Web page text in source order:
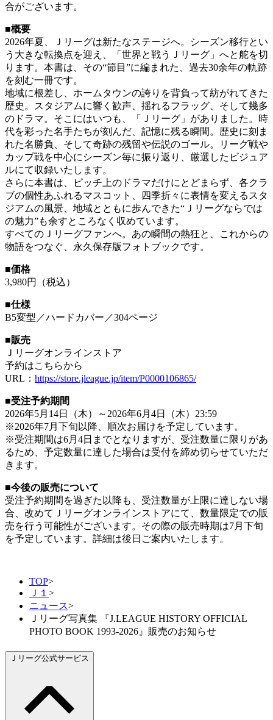
合がございます。
■概要
2026年夏、Ｊリーグは新たなステージへ。シーズン移行とい
う大きな転換点を迎え、「世界と戦うＪリーグ」へと舵を切
ります。本書は、その“節目”に編まれた、過去30余年の軌跡
を刻む一冊です。
地域に根差し、ホームタウンの誇りを背負って紡がれてきた
歴史。スタジアムに響く歓声、揺れるフラッグ、そして幾多
のドラマ。そこにはいつも、「Ｊリーグ」がありました。時
代を彩った名手たちが刻んだ、記憶に残る瞬間。歴史に刻ま
れた名勝負、そして奇跡の残留や伝説のゴール。リーグ戦や
カップ戦を中心にシーズン毎に振り返り、厳選したビジュア
ルにて収録いたします。
さらに本書は、ピッチ上のドラマだけにとどまらず、各クラ
ブの個性あふれるマスコット、四季折々に表情を変えるスタ
ジアムの風景、地域とともに歩んできた“Ｊリーグならでは
の魅力”も余すところなく収めています。
すべてのＪリーグファンへ。あの瞬間の熱狂と、これからの
物語をつなぐ、永久保存版フォトブックです。
■価格
3,980円（税込）
■仕様
B5変型／ハードカバー／304ページ
■販売
Ｊリーグオンラインストア
予約はこちらから
URL： https://store.jleague.jp/item/P0000106865/
■受注予約期間
2026年5月14日（木）～2026年6月4日（木）23:59
※2026年7月下旬以降、順次お届けを予定しています。
※受注期間は6月4日までとなりますが、受注数量に限りがあ
るため、予定数量に達した場合は受付を締め切らせていただ
きます。
■今後の販売について
受注予約期間を過ぎた以降も、受注数量が上限に達しない場
合、改めてＪリーグオンラインストアにて、数量限定での販
売を行う可能性がございます。その際の販売時期は7月下旬
を予定しています。詳細は後日ご案内いたします。
TOP>
Ｊ１ >
ニュース>
Ｊリーグ写真集 『J.LEAGUE HISTORY OFFICIAL
PHOTO BOOK 1993-2026』販売のお知らせ
Ｊリーグ公式サービス